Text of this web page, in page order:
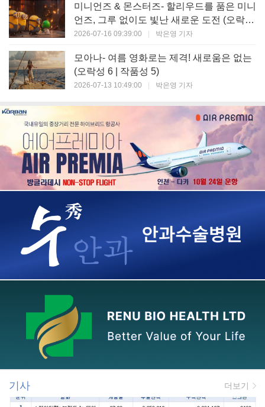
미니언즈 & 몬스터즈- 할리우드를 품은 미니
언즈, 그루 없이도 빛난 새로운 도전 (오락성
7 | 작품성 6)
2026-07-16 09:39:00 박은영 기자
모아나- 여름 영화로는 제격! 새로움은 없는
(오락성 6 | 작품성 5)
2026-07-13 10:49:00 박은영 기자
기사 더보기